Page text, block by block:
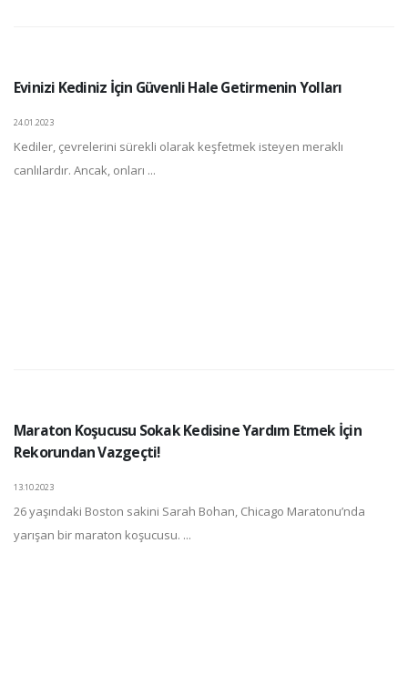
Evinizi Kediniz İçin Güvenli Hale Getirmenin Yolları
24.01.2023
Kediler, çevrelerini sürekli olarak keşfetmek isteyen meraklı
canlılardır. Ancak, onları ...
Maraton Koşucusu Sokak Kedisine Yardım Etmek İçin
Rekorundan Vazgeçti!
13.10.2023
26 yaşındaki Boston sakini Sarah Bohan, Chicago Maratonu’nda
yarışan bir maraton koşucusu. ...